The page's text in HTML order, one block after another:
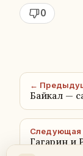
0
←
Байкал —
Следующая
Гагарин и